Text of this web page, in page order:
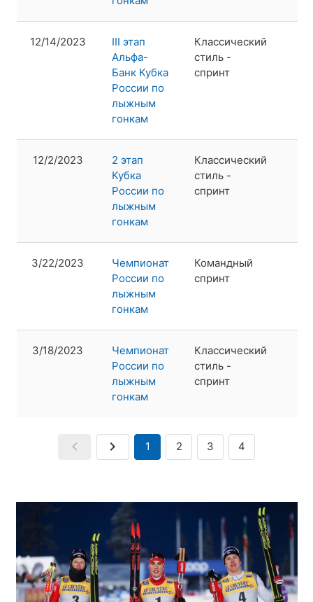
12/14/2023
III этап
Альфа-
Банк Кубка
России по
лыжным
гонкам
Классический
стиль -
спринт
12/2/2023
2 этап
Кубка
России по
лыжным
гонкам
Классический
стиль -
спринт
3/22/2023
Чемпионат
России по
лыжным
гонкам
Командный
спринт
3/18/2023
Чемпионат
России по
лыжным
гонкам
Классический
стиль -
спринт
1 2 3 4